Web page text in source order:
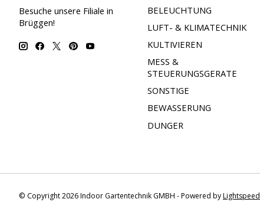
Besuche unsere Filiale in
Brüggen!
BELEUCHTUNG
LUFT- & KLIMATECHNIK
KULTIVIEREN
MESS &
STEUERUNGSGERATE
SONSTIGE
BEWASSERUNG
DUNGER
© Copyright 2026 Indoor Gartentechnik GMBH - Powered byLightspeed